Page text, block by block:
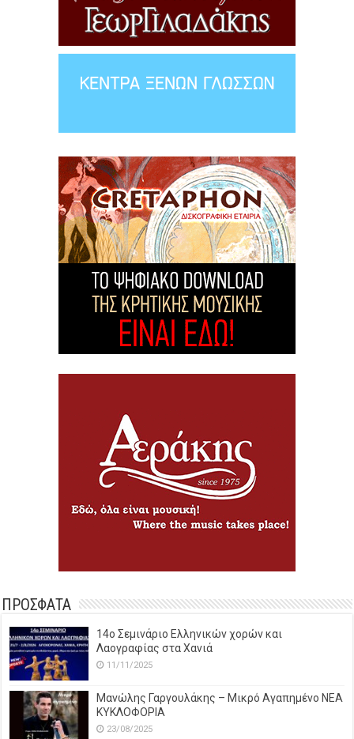
ΠΡΟΣΦΑΤΑ
14o Σεμινάριο Ελληνικών χορών και
Λαογραφίας στα Χανιά
11/11/2025
Μανώλης Γαργουλάκης – Μικρό Αγαπημένο NEΑ
ΚΥΚΛΟΦΟΡΙΑ
23/08/2025